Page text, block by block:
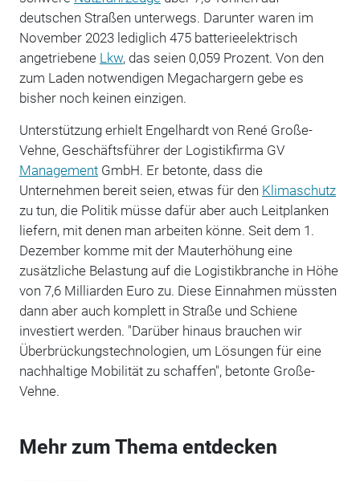
deutschen Straßen unterwegs. Darunter waren im
November 2023 lediglich 475 batterieelektrisch
angetriebene Lkw, das seien 0,059 Prozent. Von den
zum Laden notwendigen Megachargern gebe es
bisher noch keinen einzigen.
Unterstützung erhielt Engelhardt von René Große-
Vehne, Geschäftsführer der Logistikfirma GV
ManagementGmbH. Er betonte, dass die
Unternehmen bereit seien, etwas für den Klimaschutz
zu tun, die Politik müsse dafür aber auch Leitplanken
liefern, mit denen man arbeiten könne. Seit dem 1.
Dezember komme mit der Mauterhöhung eine
zusätzliche Belastung auf die Logistikbranche in Höhe
von 7,6 Milliarden Euro zu. Diese Einnahmen müssten
dann aber auch komplett in Straße und Schiene
investiert werden. "Darüber hinaus brauchen wir
Überbrückungstechnologien, um Lösungen für eine
nachhaltige Mobilität zu schaffen", betonte Große-
Vehne.
Mehr zum Thema entdecken